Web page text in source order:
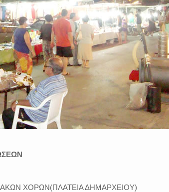
ΧΟΡΩΝ(ΠΛΑΤΕΙΑ ΔΗΜΑΡΧΕΙΟΥ)